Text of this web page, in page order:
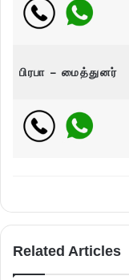
பிரபா – மைத்துனர்
Related Articles